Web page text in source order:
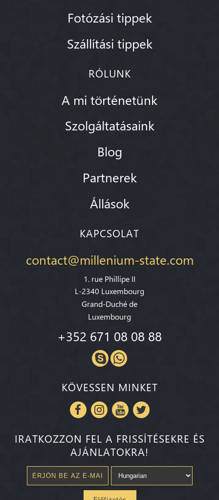
Fotózási tippek
Szállítási tippek
RÓLUNK
A mi történetünk
Szolgáltatásaink
Blog
Partnerek
Állások
KAPCSOLAT
contact@millenium-state.com
1. rue Phillipe II
L-2340 Luxembourg
Grand-Duché de
Luxembourg
+352 671 08 08 88
KÖVESSEN MINKET
IRATKOZZON FEL A FRISSÍTÉSEKRE ÉS
AJÁNLATOKRA!